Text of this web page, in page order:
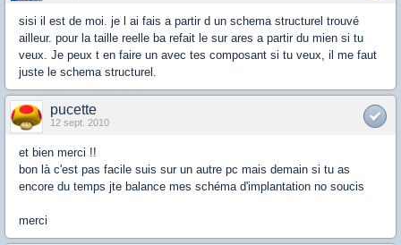
sisi il est de moi. je l ai fais a partir d un schema structurel trouvé
ailleur. pour la taille reelle ba refait le sur ares a partir du mien si tu
veux. Je peux t en faire un avec tes composant si tu veux, il me faut
juste le schema structurel.
pucette
12 sept. 2010
et bien merci !!
bon là c'est pas facile suis sur un autre pc mais demain si tu as
encore du temps jte balance mes schéma d'implantation no soucis
merci